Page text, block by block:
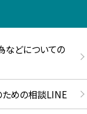
などについての
めの相談LINE